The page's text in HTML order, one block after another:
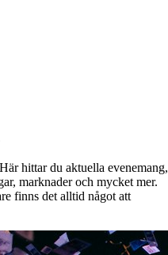
hittar du aktuella evenemang,
marknader och mycket mer.
finns det alltid något att